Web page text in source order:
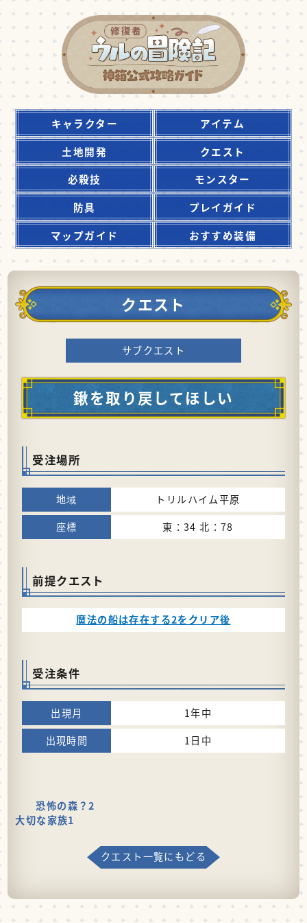
キャラクター
アイテム
土地開発
クエスト
必殺技
モンスター
防具
プレイガイド
マップガイド
おすすめ装備
クエスト
サブクエスト
鍬を取り戻してほしい
受注場所
トリルハイム平原
東：34 北：78
前提クエスト
魔法の船は存在する2をクリア後
受注条件
1年中
1日中
恐怖の森？2
大切な家族1
クエスト一覧にもどる